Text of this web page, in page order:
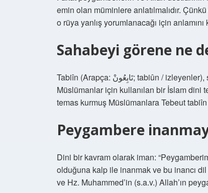
emin olan müminlere anlatılmalıdır.
o rüya yanlış yorumlanacağı için anlamını
Sahabeyi görene ne
Tabiîn (Arapça: تَابِعُونْ; tabiûn / izleyenler), sahabeleri görmüş ve onlarla bir şekilde temas kurmuş
Müslümanlar için kullanılan bir İslam dini
temas kurmuş Müslümanlara Tebeut
Peygambere
Dini bir kavram olarak iman:
olduğuna kalp ile inanmak ve bu inancı dil
ve Hz. Muhammed’in (s.a.v.) Allah’ın